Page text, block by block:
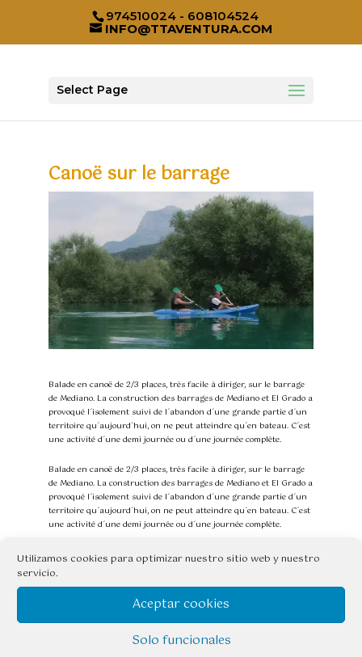
Utilizamos cookies para optimizar nuestro sitio web y nuestro
servicio.
Aceptar cookies
Solo funcionales
974510024 - 608104524
INFO@TTAVENTURA.COM
Select Page
Canoë sur le barrage
Balade en canoë de 2/3 places, très facile à diriger, sur le barrage
de Mediano. La construction des barrages de Mediano et El Grado a
provoqué l´isolement suivi de l´abandon d´une grande partie d´un
territoire qu´aujourd´hui, on ne peut atteindre qu´en bateau. C´est
une activité d´une demi journée ou d´une journée complète.
Balade en canoë de 2/3 places, très facile à diriger, sur le barrage
de Mediano. La construction des barrages de Mediano et El Grado a
provoqué l´isolement suivi de l´abandon d´une grande partie d´un
territoire qu´aujourd´hui, on ne peut atteindre qu´en bateau. C´est
une activité d´une demi journée ou d´une journée complète.
activité sans guide, nous amenons les canoës au bord du barrage
et nous convenons de l´heure à laquelle nous les récupérons.
canoë, rames, veste, bidon étanche, transferts